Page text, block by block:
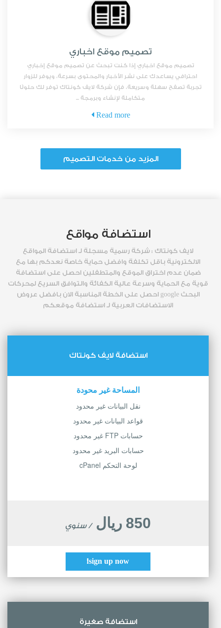
تصميم موقع اخباري
تصميم موقع اخباري إذا كنت تبحث عن تصميم موقع إخباري
احترافي يساعدك على نشر الأخبار والمحتوى بسرعة، ويوفر للزوار
تجربة تصفح سهلة وسريعة، فإن شركة لايف كونتاك توفر لك حلولًا
متكاملة لإنشاء وبرمجة ...
Read more
المزيد من خدمات التصميم
استضافة مواقع
لايف كونتاك : شركة رسمية مسجلة لـ استضافة المواقع
الالكترونية باقل تكلفة وافضل حماية خاصة نعدكم بها مع
ضمان عدم اختراق الموقع والمتطفلين احصل على استضافة
قوية مع الحماية وسرعة عالية الكفائة والتوافق السريع لمحركات
البحث google احصل على الخطة المناسبة الان بافضل عروض
الاستضافات العربية لـ استضافة موقعكم
استضافة لايف كونتاك
المساحة غير محودة
نقل البيانات غير محدود
قواعد البيانات غير محدود
حسابات FTP غير محدود
حسابات البريد غير محدود
لوحة التحكم cPanel
850 ريال / سنوي
sign up now!
استضافة صغيرة